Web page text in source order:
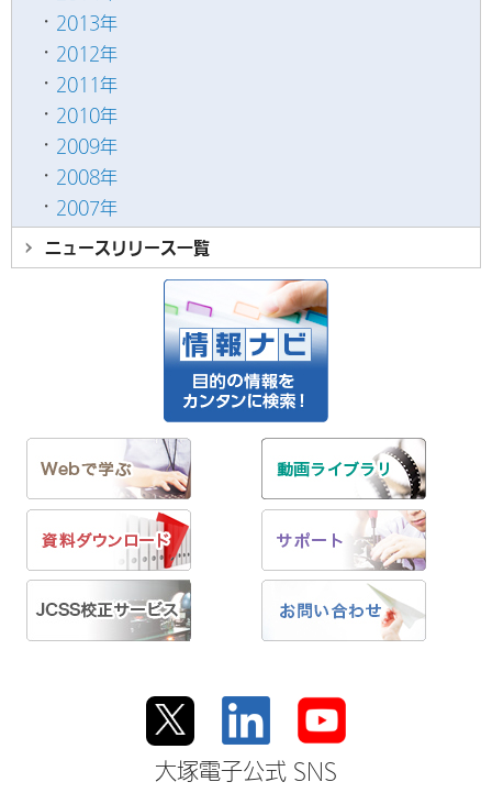
2013年
2012年
2011年
2010年
2009年
2008年
2007年
ニュースリリース一覧
大塚電子公式 SNS